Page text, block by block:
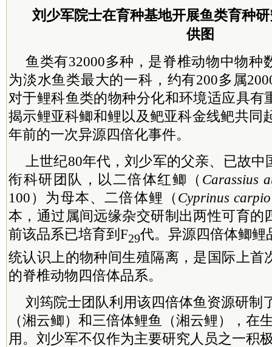
刘少军院士在育种基地开展鱼类育种
供图
鱼类有32000多种，是脊椎动物中物种
为淡水鱼类最大的一科，约有200多属
对于鲤科鱼类的物种分化和环境适应具有
揭示鲤亚科鲫和鲤以及鲃亚科金线鲃共同
年前的一次异源四倍化事件。
上世纪80年代，刘少军的父亲、已故
衔科研团队，以二倍体红鲫（ Carassius
100）为母本、二倍体鲤（Cyprinus
本，通过属间远缘杂交研制出两性可育的
前该品系已培育到F29代。异源四倍体鲫鲤
统认识上的物种间生殖隔离，是国际上首
的脊椎动物四倍体品系。
刘筠院士团队利用该四倍体鱼资源研制
（湘云鲫）和三倍体鲤鱼（湘云鲤），在
用。刘少军不仅作为主要研究人员之一积